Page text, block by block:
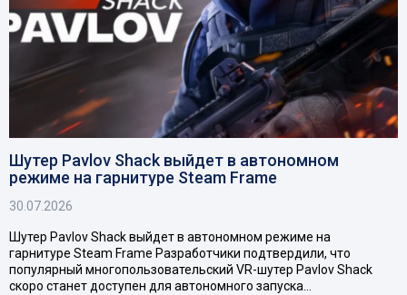
Шутер Pavlov Shack выйдет в автономном
режиме на гарнитуре Steam Frame
30.07.2026
Шутер Pavlov Shack выйдет в автономном режиме на
гарнитуре Steam Frame Разработчики подтвердили, что
популярный многопользовательский VR-шутер Pavlov Shack
скоро станет доступен для автономного запуска…